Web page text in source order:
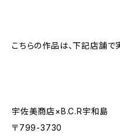
こちらの作品は、下記店舗で
宇佐美商店×B.C.R宇和島
〒799-3730